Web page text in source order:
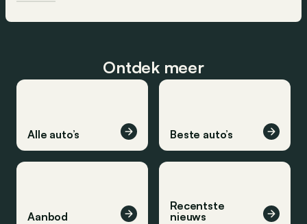
Ontdek meer
Alle auto’s Beste auto’s
Aanbod
Recentste
nieuws